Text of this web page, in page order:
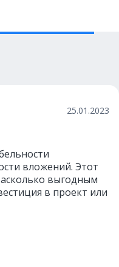
25.01.2023
вложений. Этот
выгодным
в проект или